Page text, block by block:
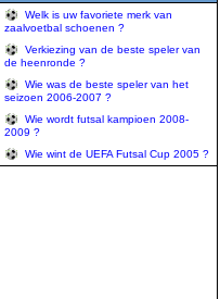
Welk is uw favoriete merk van
zaalvoetbal schoenen ?
Verkiezing van de beste speler van
de heenronde ?
Wie was de beste speler van het
seizoen 2006-2007 ?
Wie wordt futsal kampioen 2008-
2009 ?
Wie wint de UEFA Futsal Cup 2005 ?